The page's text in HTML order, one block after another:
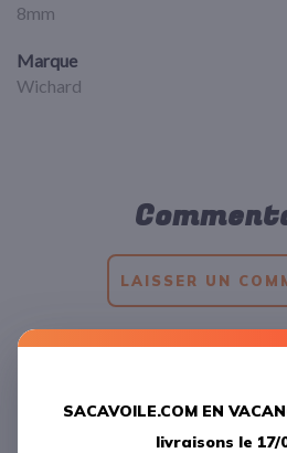
8mm
Marque
Wichard
LAISSER UN
Produits
SACAVOILE.COM EN
livraisons le 17/